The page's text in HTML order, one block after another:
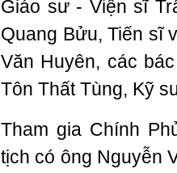
Giáo sư - Viện sĩ
Quang Bửu, Tiến sĩ
Văn Huyên, các
Tôn Thất Tùng, Kỹ
Tham gia Chính
tịch có ông Nguyễn